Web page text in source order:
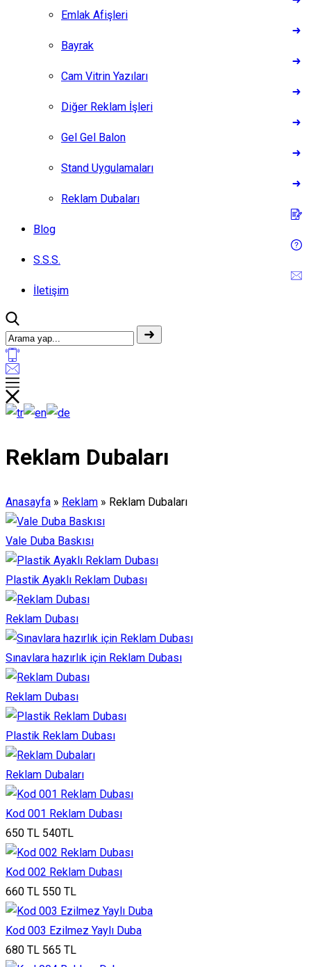
Emlak Afişleri
Bayrak
Cam Vitrin Yazıları
Diğer Reklam İşleri
Gel Gel Balon
Stand Uygulamaları
Reklam Dubaları
Blog
S.S.S.
İletişim
Reklam Dubaları
Anasayfa » Reklam » Reklam Dubaları
Vale Duba Baskısı
Plastik Ayaklı Reklam Dubası
Reklam Dubası
Sınavlara hazırlık için Reklam Dubası
Reklam Dubası
Plastik Reklam Dubası
Reklam Dubaları
Kod 001 Reklam Dubası
650 TL 540TL
Kod 002 Reklam Dubası
660 TL 550 TL
Kod 003 Ezilmez Yaylı Duba
680 TL 565 TL